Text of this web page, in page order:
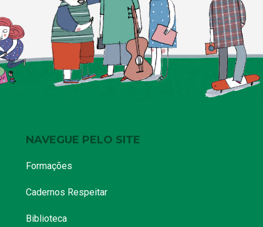
NAVEGUE PELO SITE
Formações
Cadernos Respeitar
Biblioteca